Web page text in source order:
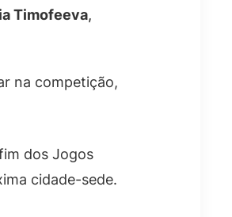
Timofeeva,
na competição,
dos Jogos
cidade-sede.